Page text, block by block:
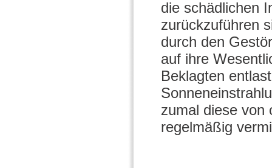
die schädlichen
zurückzuführen
durch den
auf ihre
Beklagten
zumal diese von
regelmäßig